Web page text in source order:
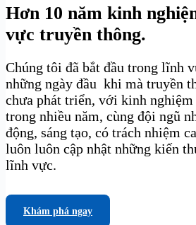
Hơn 10 năm kinh
vực truyền thông.
Chúng tôi đã bắt đầu trong lĩnh
những ngày đầu khi mà truyền
chưa phát triển, với kinh
trong nhiều năm, cùng đội ngũ
động, sáng tạo, có trách nhiệm
luôn luôn cập nhật những kiến
lĩnh vực.
Khám phá ngay